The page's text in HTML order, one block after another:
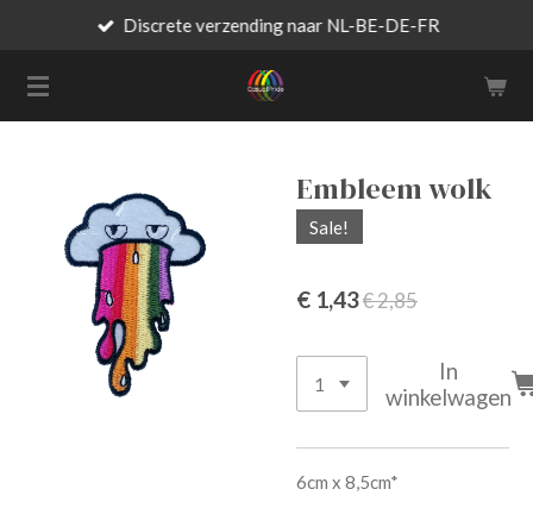
naar
de
Discrete verzending naar NL-BE-DE-FR
Embleem wolk
Sale!
€ 1,43€ 2,85
In
winkelwagen
6cm x 8,5cm*